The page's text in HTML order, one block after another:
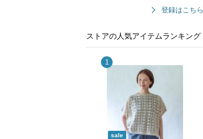
登録はこちら
ストアの人気アイテムランキング
sale